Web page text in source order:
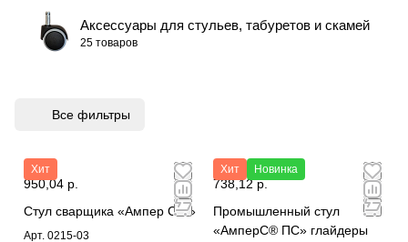
Аксессуары для стульев, табуретов и скамей
25 товаров
Все фильтры
Хит
950,04 р.
Стул сварщика «Ампер С-3»
Арт. 0215-03
Хит Новинка
738,12 р.
Промышленный стул
«АмперС® ПС» глайдеры